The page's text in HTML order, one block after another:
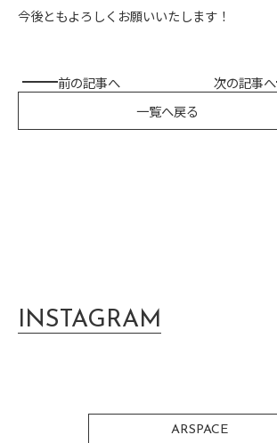
今後ともよろしくお願いいたします！
前の記事へ
一覧へ戻る
次の記事へ
INSTAGRAM
ARSPACE